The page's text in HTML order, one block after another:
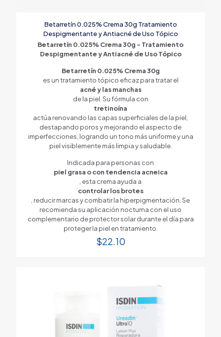
Betarretín 0.025% Crema 30g Tratamiento
Despigmentante y Antiacné de Uso Tópico
Betarretín 0.025% Crema 30g – Tratamiento
Despigmentante y Antiacné de Uso Tópico
Betarretín 0.025% Crema 30g
es un tratamiento tópico eficaz para tratar el
acné y las manchas
de la piel. Su fórmula con
tretinoína
actúa renovando las capas superficiales de la piel,
destapando poros y mejorando el aspecto de
imperfecciones, logrando un tono más uniforme y una
piel visiblemente más limpia y saludable.
Indicada para personas con
piel grasa o con tendencia acneica
, esta crema ayuda a
controlar los brotes
, reducir marcas y combatir la hiperpigmentación. Se
recomienda su aplicación nocturna con el uso
complementario de protector solar durante el día para
proteger la piel en tratamiento.
$22.10